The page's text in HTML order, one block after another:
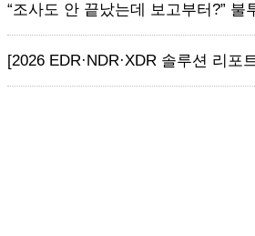
“조사도 안 끝났는데 보고부터?” 불
[2026 EDR·NDR·XDR 솔루션 리포